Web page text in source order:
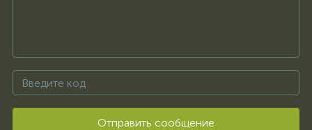
Отправить сообщение